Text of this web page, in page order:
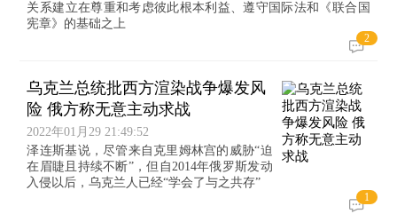
关系建立在尊重和考虑彼此根本利益、遵守国际法和《联合国
宪章》的基础之上
2
乌克兰总统批西方渲染战争爆发风
险 俄方称无意主动求战
2022年01月29 21:49:52
泽连斯基说，尽管来自克里姆林宫的威胁“迫
在眉睫且持续不断”，但自2014年俄罗斯发动
入侵以后，乌克兰人已经“学会了与之共存”
1